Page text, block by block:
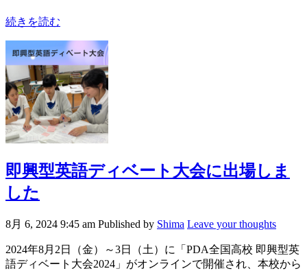
続きを読む
即興型英語ディベート大会に出場しま
した
8月 6, 2024 9:45 am Published by Shima Leave your thoughts
2024年8月2日（金）～3日（土）に「PDA全国高校 即興型英
語ディベート大会2024」がオンラインで開催され、本校から